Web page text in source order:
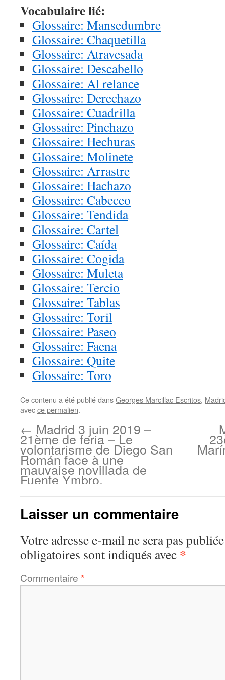
Vocabulaire lié:
Glossaire: Mansedumbre
Glossaire: Chaquetilla
Glossaire: Atravesada
Glossaire: Descabello
Glossaire: Al relance
Glossaire: Derechazo
Glossaire: Cuadrilla
Glossaire: Pinchazo
Glossaire: Hechuras
Glossaire: Molinete
Glossaire: Arrastre
Glossaire: Hachazo
Glossaire: Cabeceo
Glossaire: Tendida
Glossaire: Cartel
Glossaire: Caída
Glossaire: Cogida
Glossaire: Muleta
Glossaire: Tercio
Glossaire: Tablas
Glossaire: Toril
Glossaire: Paseo
Glossaire: Faena
Glossaire: Quite
Glossaire: Toro
Ce contenu a été publié dansGeorges Marcillac Escritos,
avecce permalien.
← Madrid 3 juin 2019 –
21ème de feria – Le
volontarisme de Diego San
Román face à une
mauvaise novillada de
Fuente Ymbro.
Laisser un commentaire
Votre adresse e-mail ne sera pas
obligatoires sont indiqués avec *
Commentaire *